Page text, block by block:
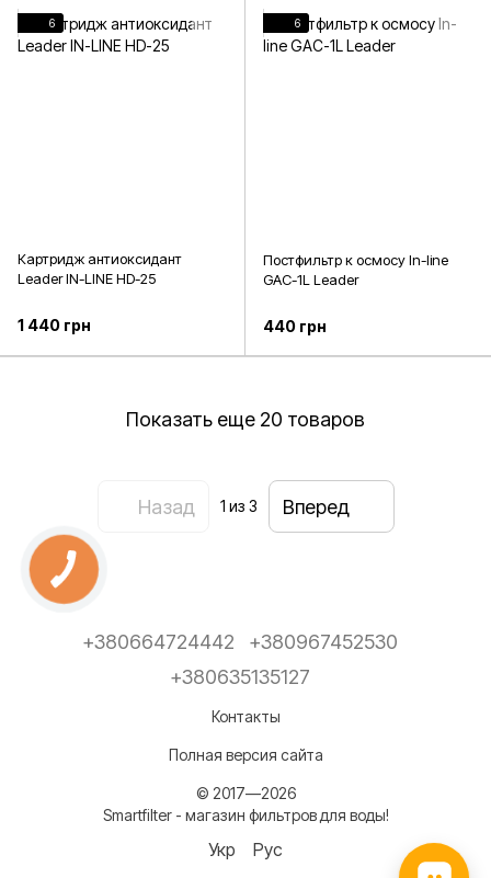
6
Картридж антиоксидант
Leader IN-LINE HD-25
1 440 грн
6
Постфильтр к осмосу In-line
GAC-1L Leader
440 грн
Показать еще 20 товаров
Назад 1 из 3 Вперед
+380664724442
+380967452530
+380635135127
Контакты
Полная версия сайта
© 2017—2026
Smartfilter - магазин фильтров для воды!
Укр Рус